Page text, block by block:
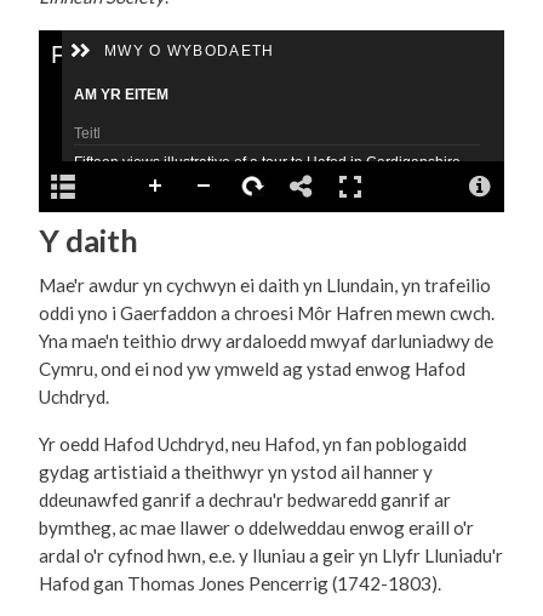
Y daith
Mae'r awdur yn cychwyn ei daith yn Llundain, yn trafeilio
oddi yno i Gaerfaddon a chroesi Môr Hafren mewn cwch.
Yna mae'n teithio drwy ardaloedd mwyaf darluniadwy de
Cymru, ond ei nod yw ymweld ag ystad enwog Hafod
Uchdryd.
Yr oedd Hafod Uchdryd, neu Hafod, yn fan poblogaidd
gydag artistiaid a theithwyr yn ystod ail hanner y
ddeunawfed ganrif a dechrau'r bedwaredd ganrif ar
bymtheg, ac mae llawer o ddelweddau enwog eraill o'r
ardal o'r cyfnod hwn, e.e. y lluniau a geir yn Llyfr Lluniadu'r
Hafod gan Thomas Jones Pencerrig (1742-1803).